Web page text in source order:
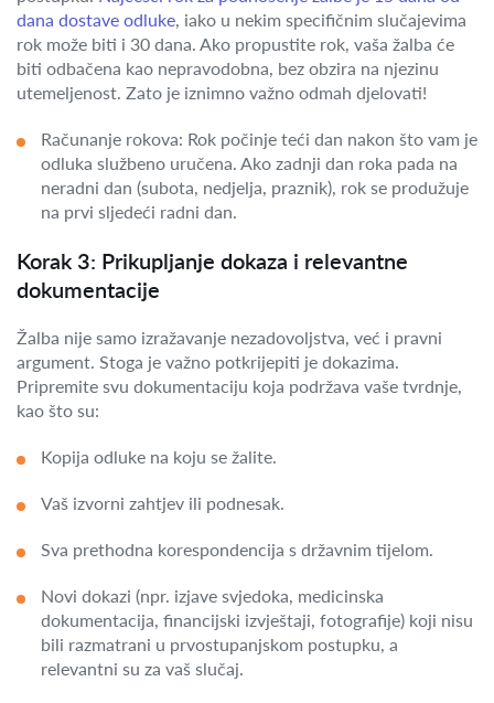
dana dostave odluke, iako u nekim specifičnim slučajevima
rok može biti i 30 dana. Ako propustite rok, vaša žalba će
biti odbačena kao nepravodobna, bez obzira na njezinu
utemeljenost. Zato je iznimno važno odmah djelovati!
Računanje rokova: Rok počinje teći dan nakon što vam je
odluka službeno uručena. Ako zadnji dan roka pada na
neradni dan (subota, nedjelja, praznik), rok se produžuje
na prvi sljedeći radni dan.
Korak 3: Prikupljanje dokaza i relevantne
dokumentacije
Žalba nije samo izražavanje nezadovoljstva, već i pravni
argument. Stoga je važno potkrijepiti je dokazima.
Pripremite svu dokumentaciju koja podržava vaše tvrdnje,
kao što su:
Kopija odluke na koju se žalite.
Vaš izvorni zahtjev ili podnesak.
Sva prethodna korespondencija s državnim tijelom.
Novi dokazi (npr. izjave svjedoka, medicinska
dokumentacija, financijski izvještaji, fotografije) koji nisu
bili razmatrani u prvostupanjskom postupku, a
relevantni su za vaš slučaj.